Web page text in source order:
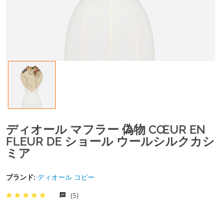
ディオール マフラー 偽物 CŒUR EN
FLEUR DE ショール ウールシルクカシ
ミア
ブランド: ディオール コピー
(5)